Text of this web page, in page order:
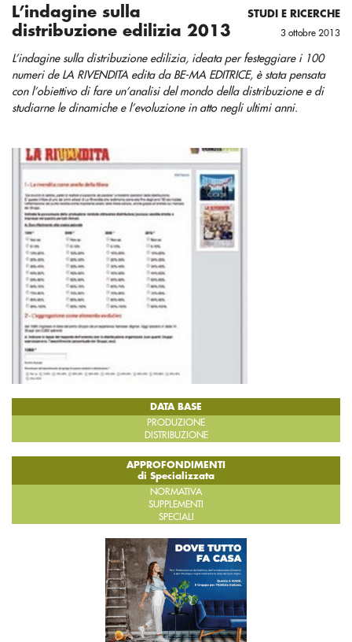
STUDI E RICERCHE
3 ottobre 2013
L’indagine sulla
distribuzione edilizia 2013
L’indagine sulla distribuzione edilizia, ideata per festeggiare i 100
numeri de LA RIVENDITA edita da BE-MA EDITRICE, è stata pensata
con l’obiettivo di fare un’analisi del mondo della distribuzione e di
studiarne le dinamiche e l’evoluzione in atto negli ultimi anni.
DATA BASE
PRODUZIONE
DISTRIBUZIONE
APPROFONDIMENTI
di Specializzata
NORMATIVA
SUPPLEMENTI
SPECIALI